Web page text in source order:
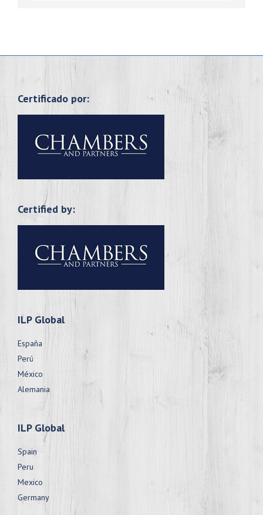
Certificado por:
Certified by:
ILP Global
España
Perú
México
Alemania
ILP Global
Spain
Peru
Mexico
Germany